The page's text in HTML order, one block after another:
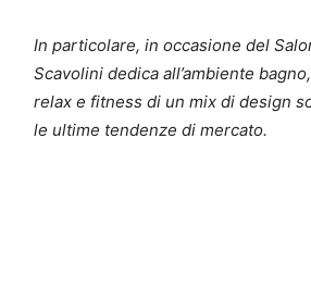
In particolare, in occasione del
Scavolini dedica all’ambiente
relax e fitness di un mix di design
le ultime tendenze di mercato.